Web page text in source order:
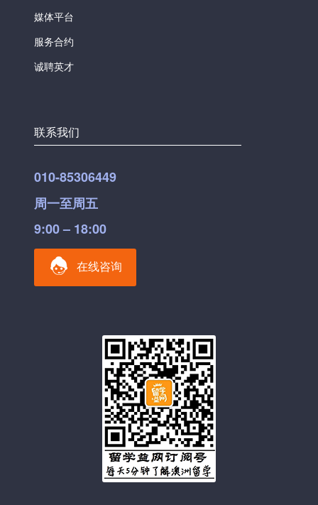
媒体平台
服务合约
诚聘英才
联系我们
010-85306449
周一至周五
9:00 – 18:00
在线咨询